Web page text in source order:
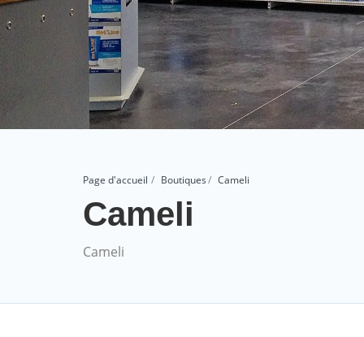
Page d'accueil Boutiques Cameli
Cameli
Cameli